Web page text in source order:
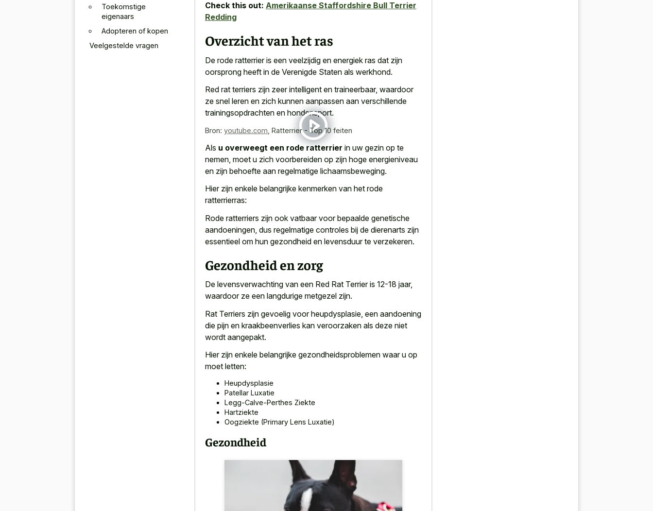
Toekomstige
eigenaars
Adopteren of kopen
Veelgestelde vragen
Check this out: Amerikaanse Staffordshire Bull Terrier
Redding
Overzicht van het ras
De rode ratterrier is een veelzijdig en energiek ras dat zijn
oorsprong heeft in de Verenigde Staten als werkhond.
Red rat terriers zijn zeer intelligent en traineerbaar, waardoor
ze snel leren en zich kunnen aanpassen aan verschillende
trainingsopdrachten en hondensport.
Bron: youtube.com Ratterrier - Top 10 feiten
Als u overweegt een rode ratterrier in uw gezin op te
nemen, moet u zich voorbereiden op zijn hoge energieniveau
en zijn behoefte aan regelmatige lichaamsbeweging.
Hier zijn enkele belangrijke kenmerken van het rode
ratterrierras:
Rode ratterriers zijn ook vatbaar voor bepaalde genetische
aandoeningen, dus regelmatige controles bij de dierenarts zijn
essentieel om hun gezondheid en levensduur te verzekeren.
Gezondheid en zorg
De levensverwachting van een Red Rat Terrier is 12-18 jaar,
waardoor ze een langdurige metgezel zijn.
Rat Terriers zijn gevoelig voor heupdysplasie, een aandoening
die pijn en kraakbeenverlies kan veroorzaken als deze niet
wordt aangepakt.
Hier zijn enkele belangrijke gezondheidsproblemen waar u op
moet letten:
Heupdysplasie
Patellar Luxatie
Legg-Calve-Perthes Ziekte
Hartziekte
Oogziekte (Primary Lens Luxatie)
Gezondheid